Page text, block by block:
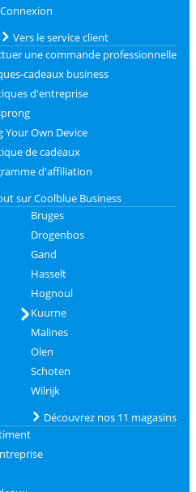
Connexion
Vers le service client
une commande professionnelle
cadeaux business
d'entreprise
Your Own Device
de cadeaux
d'affiliation
sur Coolblue Business
Bruges
Drogenbos
Gand
Hasselt
Hognoul
Kuurne
Malines
Olen
Schoten
Wilrijk
Découvrez nos 11 magasins